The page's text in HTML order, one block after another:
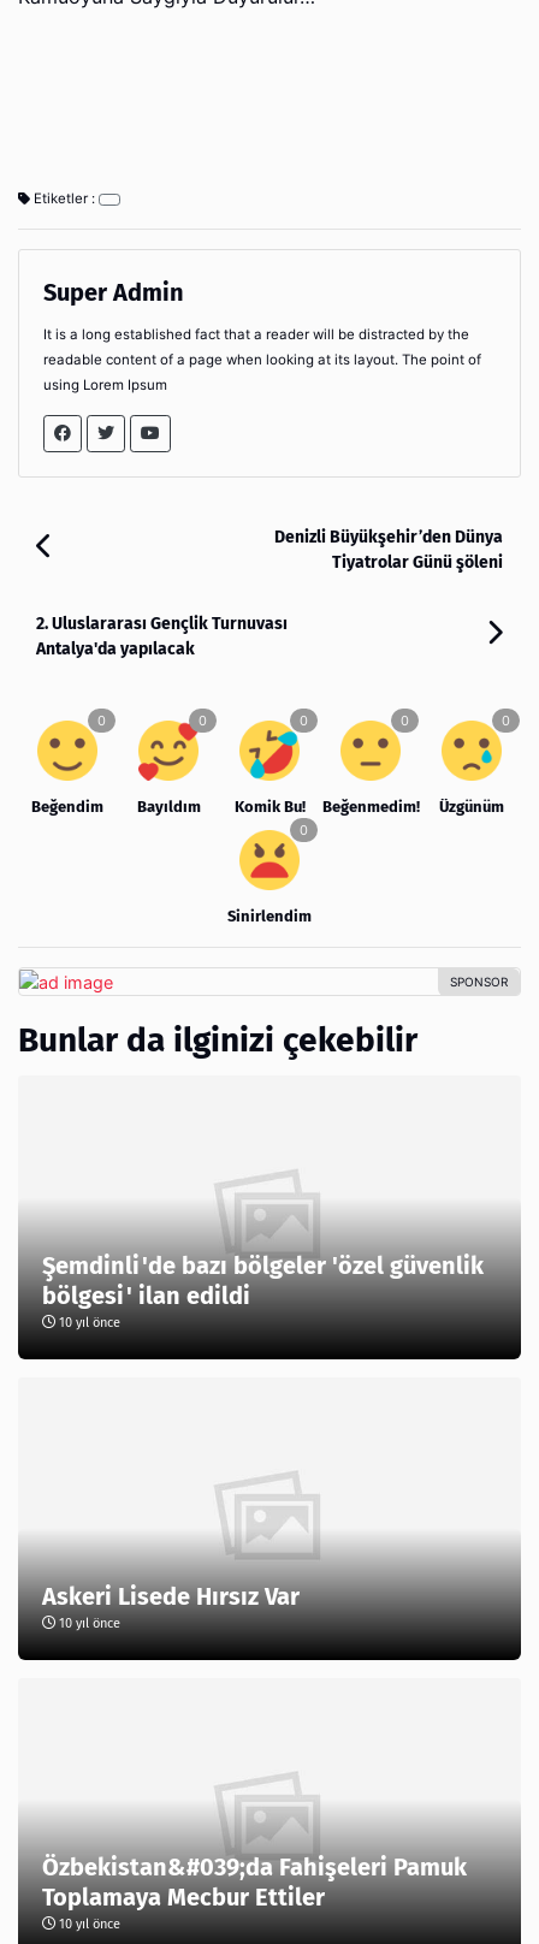
Etiketler :
Super Admin
It is a long established fact that a reader will be distracted by the
readable content of a page when looking at its layout. The point of
using Lorem Ipsum
Denizli Büyükşehir’den Dünya
Tiyatrolar Günü şöleni
2. Uluslararası Gençlik Turnuvası
Antalya'da yapılacak
Beğendim Bayıldım Komik Bu! Beğenmedim! Üzgünüm
Sinirlendim
Bunlar da ilginizi çekebilir
Şemdinli'de bazı bölgeler 'özel güvenlik
bölgesi' ilan edildi
10 yıl önce
Askeri Lisede Hırsız Var
10 yıl önce
Özbekistan&#039;da Fahişeleri Pamuk
Toplamaya Mecbur Ettiler
10 yıl önce